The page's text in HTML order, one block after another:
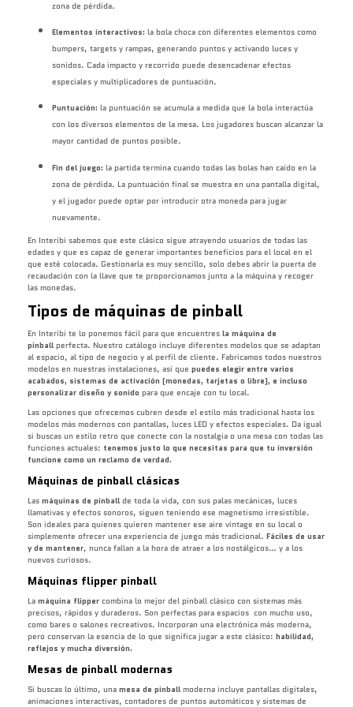
zona de pérdida.
Elementos interactivos: la bola choca con diferentes elementos como
bumpers, targets y rampas, generando puntos y activando luces y
sonidos. Cada impacto y recorrido puede desencadenar efectos
especiales y multiplicadores de puntuación.
Puntuación: la puntuación se acumula a medida que la bola interactúa
con los diversos elementos de la mesa. Los jugadores buscan alcanzar la
mayor cantidad de puntos posible.
Fin del juego: la partida termina cuando todas las bolas han caído en la
zona de pérdida. La puntuación final se muestra en una pantalla digital,
y el jugador puede optar por introducir otra moneda para jugar
nuevamente.
En Interibi sabemos que este clásico sigue atrayendo usuarios de todas las
edades y que es capaz de generar importantes beneficios para el local en el
que esté colocada. Gestionarla es muy sencillo, solo debes abrir la puerta de
recaudación con la llave que te proporcionamos junto a la máquina y recoger
las monedas.
Tipos de máquinas de pinball
En Interibi te lo ponemos fácil para que encuentres la máquina de
pinball perfecta. Nuestro catálogo incluye diferentes modelos que se adaptan
al espacio, al tipo de negocio y al perfil de cliente. Fabricamos todos nuestros
modelos en nuestras instalaciones, así que puedes elegir entre varios
acabados, sistemas de activación (monedas, tarjetas o libre), e incluso
personalizar diseño y sonido para que encaje con tu local.
Las opciones que ofrecemos cubren desde el estilo más tradicional hasta los
modelos más modernos con pantallas, luces LED y efectos especiales. Da igual
si buscas un estilo retro que conecte con la nostalgia o una mesa con todas las
funciones actuales: tenemos justo lo que necesitas para que tu inversión
funcione como un reclamo de verdad.
Máquinas de pinball clásicas
Las máquinas de pinball de toda la vida, con sus palas mecánicas, luces
llamativas y efectos sonoros, siguen teniendo ese magnetismo irresistible.
Son ideales para quienes quieren mantener ese aire vintage en su local o
simplemente ofrecer una experiencia de juego más tradicional. Fáciles de usar
y de mantener, nunca fallan a la hora de atraer a los nostálgicos… y a los
nuevos curiosos.
Máquinas flipper pinball
La máquina flipper combina lo mejor del pinball clásico con sistemas más
precisos, rápidos y duraderos. Son perfectas para espacios con mucho uso,
como bares o salones recreativos. Incorporan una electrónica más moderna,
pero conservan la esencia de lo que significa jugar a este clásico: habilidad,
reflejos y mucha diversión.
Mesas de pinball modernas
Si buscas lo último, una mesa de pinball moderna incluye pantallas digitales,
animaciones interactivas, contadores de puntos automáticos y sistemas de